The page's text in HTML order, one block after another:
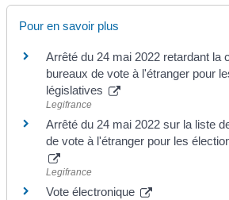
Pour en savoir plus
Arrêté du 24 mai 2022 retardant la
bureaux de vote à l'étranger pour
législatives
Legifrance
Arrêté du 24 mai 2022 sur la liste
de vote à l'étranger pour les
Legifrance
Vote électronique